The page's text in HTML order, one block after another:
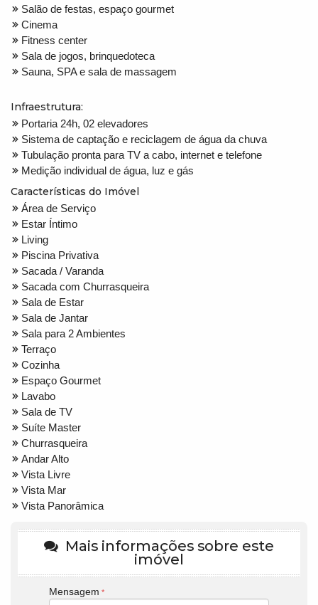
Salão de festas, espaço gourmet
Cinema
Fitness center
Sala de jogos, brinquedoteca
Sauna, SPA e sala de massagem
Infraestrutura:
Portaria 24h, 02 elevadores
Sistema de captação e reciclagem de água da chuva
Tubulação pronta para TV a cabo, internet e telefone
Medição individual de água, luz e gás
Características do Imóvel
Área de Serviço
Estar Íntimo
Living
Piscina Privativa
Sacada / Varanda
Sacada com Churrasqueira
Sala de Estar
Sala de Jantar
Sala para 2 Ambientes
Terraço
Cozinha
Espaço Gourmet
Lavabo
Sala de TV
Suíte Master
Churrasqueira
Andar Alto
Vista Livre
Vista Mar
Vista Panorâmica
Mais informações sobre este
imóvel
Mensagem